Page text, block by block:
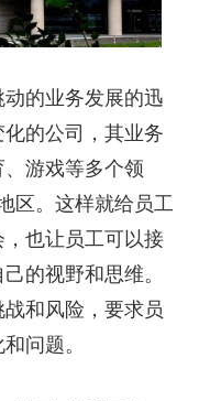
的业务发展的迅
的公司，其业务
游戏等多个领
区。这样就给员工
也让员工可以接
的视野和思维。
和风险，要求员
问题。